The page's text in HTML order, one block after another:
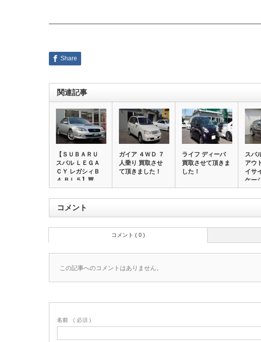
Share
関連記事
【ＳＵＢＡＲＵ
スバル ＬＥＧＡ
ＣＹ レガシィＢ
４ ＢＬ５】買
取…
ガイア ４ＷＤ ７
人乗り 買取させ
て頂きました！
ライフ ディーバ
買取させて頂きま
した！
スバ
アウ
イサ
ケー
コメント
コメント ( 0 )
この記事へのコメントはありません。
名前 ( 必須 )